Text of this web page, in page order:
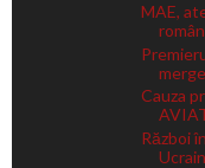
MAE,
Cauza
Război